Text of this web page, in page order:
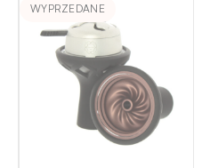
WYPRZEDANE